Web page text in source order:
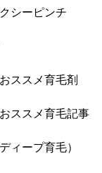
シーピンチ
ススメ育毛剤
ススメ育毛記事
ィープ育毛）